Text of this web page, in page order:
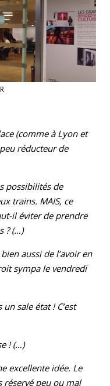
(comme à Lyon et
réducteur de
possibilités de
trains. MAIS, ce
il éviter de prendre
? (…)
aussi de l’avoir en
sympa le vendredi
sale état ! C’est
! (…)
excellente idée. Le
réservé peu ou mal